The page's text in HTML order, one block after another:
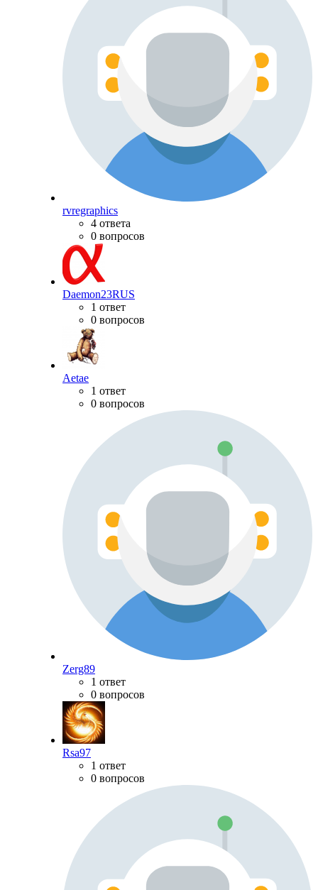
rvregraphics
4 ответа
0 вопросов
Daemon23RUS
1 ответ
0 вопросов
Aetae
1 ответ
0 вопросов
Zerg89
1 ответ
0 вопросов
Rsa97
1 ответ
0 вопросов